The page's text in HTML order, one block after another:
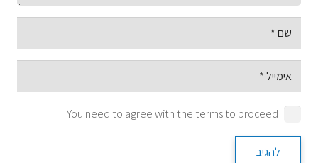
You need to agree with the terms to proceed
להגיב